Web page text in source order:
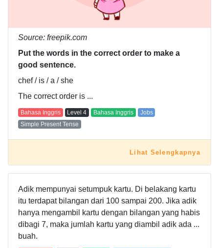
Source: freepik.com
Put the words in the correct order to make a
good sentence.
chef / is / a / she
The correct order is ...
Bahasa Inggris Level 4 Bahasa Inggris
Jobs
Simple Present Tense
Lihat Selengkapnya
Adik mempunyai setumpuk kartu. Di belakang kartu
itu terdapat bilangan dari 100 sampai 200. Jika adik
hanya mengambil kartu dengan bilangan yang habis
dibagi 7, maka jumlah kartu yang diambil adik ada ...
buah.